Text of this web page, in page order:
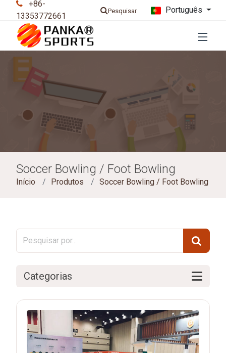
+86-
13353772661
Pesquisar Português
Soccer Bowling / Foot Bowling
Início Produtos Soccer Bowling / Foot Bowling
Categorias